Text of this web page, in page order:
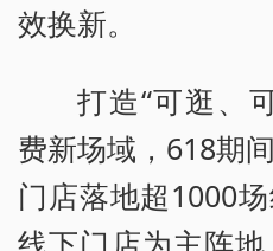
效换新。
打造“可逛、
费新场域，618期
门店落地超1000
线下门店为主阵地